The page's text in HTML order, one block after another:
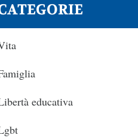
educativa